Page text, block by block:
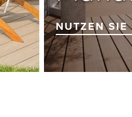
NUTZEN SIE